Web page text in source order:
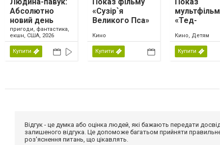
Абсолютно
новий день
пригоди, фантастика,
екшн, США, 2026
Купити
«Сузір`я
Великого Пса»
Кино
Купити
«Тед-
магічна
Кино, Детям
Купити
Відгук - це думка або оцінка людей, які бажають передати
залишеного відгука. Це допоможе багатьом прийняти
роз'яснення питань, що цікавлять.